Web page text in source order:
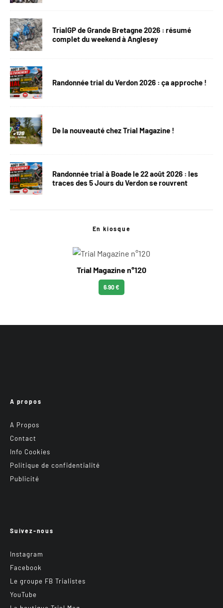
TrialGP de Grande Bretagne 2026 : résumé
complet du weekend à Anglesey
Randonnée trial du Verdon 2026 : ça approche !
De la nouveauté chez Trial Magazine !
Randonnée trial à Boade le 22 août 2026 : les
traces des 5 Jours du Verdon se rouvrent
En kiosque
Trial Magazine n°120
6.90 €
A propos
A Propos
Contact
Info Cookies
Politique de confidentialité
Publicité
Suivez-nous
Instagram
Facebook
Le groupe FB Trialistes
YouTube